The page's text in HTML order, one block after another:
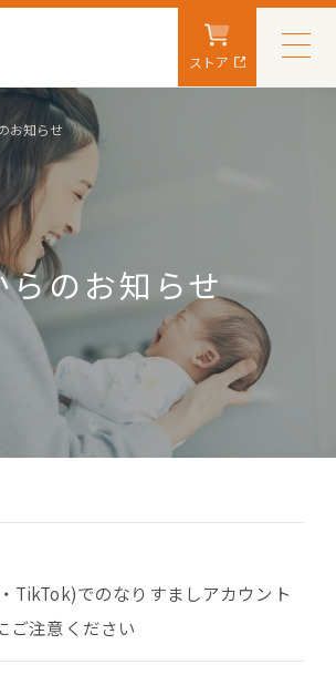
ストア
お知らせ
らのお知らせ
TikTok)でのなりすましアカウント
ご注意ください